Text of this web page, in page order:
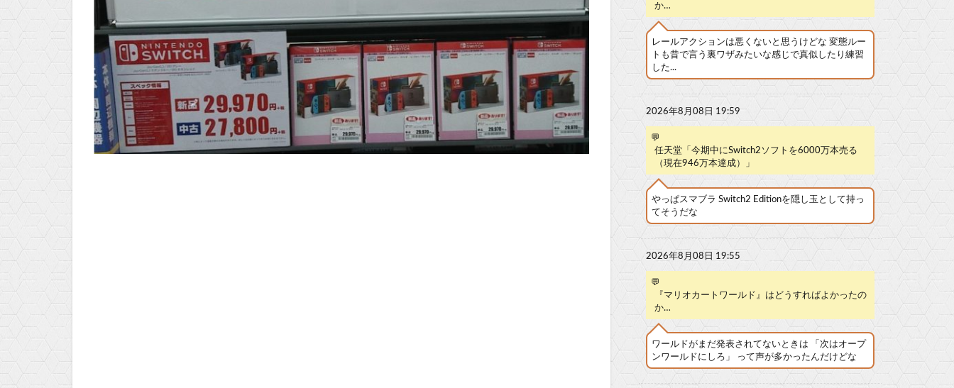
か…
レールアクションは悪くないと思うけどな 変態ルー
トも昔で言う裏ワザみたいな感じで真似したり練習
した...
2026年8月08日 19:59
💬
任天堂「今期中にSwitch2ソフトを6000万本売る
（現在946万本達成）」
やっぱスマブラ Switch2 Editionを隠し玉として持っ
てそうだな
2026年8月08日 19:55
💬
『マリオカートワールド』はどうすればよかったの
か…
ワールドがまだ発表されてないときは 「次はオープ
ンワールドにしろ」 って声が多かったんだけどな